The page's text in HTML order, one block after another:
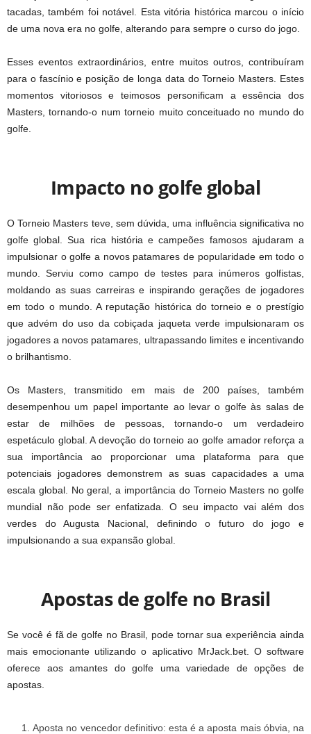
tacadas, também foi notável. Esta vitória histórica marcou o início
de uma nova era no golfe, alterando para sempre o curso do jogo.
Esses eventos extraordinários, entre muitos outros, contribuíram
para o fascínio e posição de longa data do Torneio Masters. Estes
momentos vitoriosos e teimosos personificam a essência dos
Masters, tornando-o num torneio muito conceituado no mundo do
golfe.
Impacto no golfe global
O Torneio Masters teve, sem dúvida, uma influência significativa no
golfe global. Sua rica história e campeões famosos ajudaram a
impulsionar o golfe a novos patamares de popularidade em todo o
mundo. Serviu como campo de testes para inúmeros golfistas,
moldando as suas carreiras e inspirando gerações de jogadores
em todo o mundo. A reputação histórica do torneio e o prestígio
que advém do uso da cobiçada jaqueta verde impulsionaram os
jogadores a novos patamares, ultrapassando limites e incentivando
o brilhantismo.
Os Masters, transmitido em mais de 200 países, também
desempenhou um papel importante ao levar o golfe às salas de
estar de milhões de pessoas, tornando-o um verdadeiro
espetáculo global. A devoção do torneio ao golfe amador reforça a
sua importância ao proporcionar uma plataforma para que
potenciais jogadores demonstrem as suas capacidades a uma
escala global. No geral, a importância do Torneio Masters no golfe
mundial não pode ser enfatizada. O seu impacto vai além dos
verdes do Augusta Nacional, definindo o futuro do jogo e
impulsionando a sua expansão global.
Apostas de golfe no Brasil
Se você é fã de golfe no Brasil, pode tornar sua experiência ainda
mais emocionante utilizando o aplicativo MrJack.bet. O software
oferece aos amantes do golfe uma variedade de opções de
apostas.
Aposta no vencedor definitivo: esta é a aposta mais óbvia, na